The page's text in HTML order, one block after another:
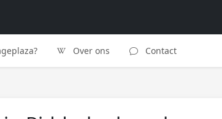
Over ons Contact